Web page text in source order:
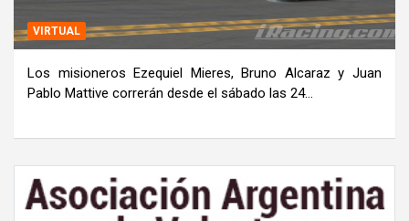
VIRTUAL
Los misioneros Ezequiel Mieres, Bruno Alcaraz y Juan
Pablo Mattive correrán desde el sábado las 24…